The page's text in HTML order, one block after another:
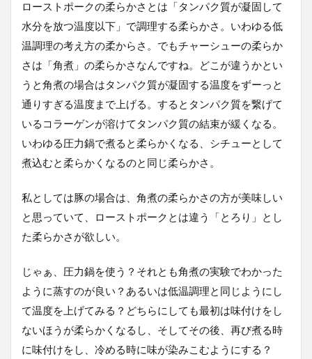
ローストポークの柔らかさとは「タンパク質が凝固して
水分を放つ温度以下」で調理する柔らかさ。いわゆる低
温調理の考え方の柔からさ。でもチャーシューの柔らか
さは「角煮」の柔らかさなんですね。どこが違うかとい
うと角煮の場合はタンパク質が凝固する温度をずーっと
通りすぎる温度まで上げる。するとタンパク質を繋げて
いるコラーゲンが溶けてタンパク質の結束が緩くなる。
いわゆる圧力鍋で煮ると柔らかくなる、シチューとして
煮込むと柔らかくなるのと同じ柔らかさ。
私としては豚の場合は、角煮の柔らかさの方が美味しい
と思っていて、ローストポークとは違う「とろり」とし
た柔らかさが欲しい。
じゃぁ、圧力鍋を使う？それとも角煮の実験でわかった
ように蒸すのが良い？あるいは低温調理と同じようにし
て温度を上げてみる？どちらにしても最初は味付けをし
ないほうが柔らかくなるし、そしてその後、再び煮る時
に味付けをし、冷める時に味が染みこむようにする？